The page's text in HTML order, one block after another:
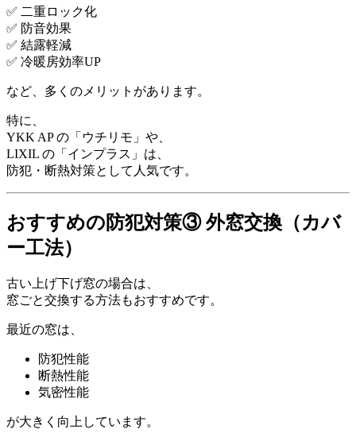
✅ 二重ロック化
✅ 防音効果
✅ 結露軽減
✅ 冷暖房効率UP
など、多くのメリットがあります。
特に、
YKK APの「ウチリモ」や、
LIXIL の「インプラス」は、
防犯・断熱対策として人気です。
おすすめの防犯対策③ 外窓交換（カバ
ー工法）
古い上げ下げ窓の場合は、
窓ごと交換する方法もおすすめです。
最近の窓は、
防犯性能
断熱性能
気密性能
が大きく向上しています。